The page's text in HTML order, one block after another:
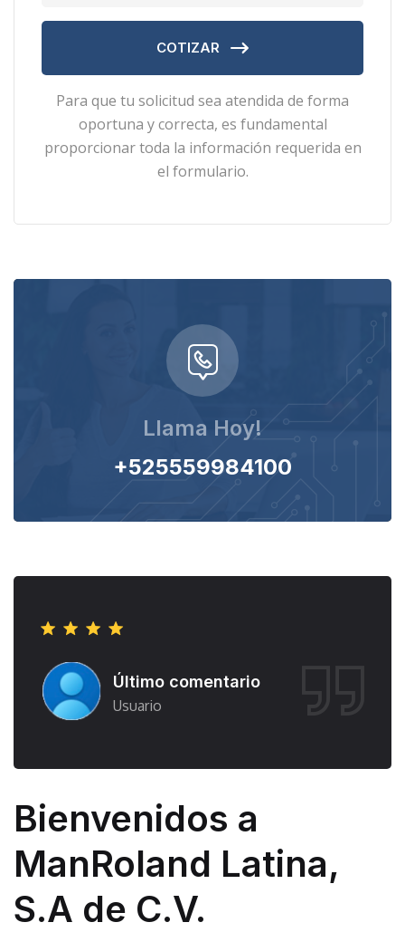
COTIZAR
Para que tu solicitud sea atendida de forma
oportuna y correcta, es fundamental
proporcionar toda la información requerida en
el formulario.
Llama Hoy!
+525559984100
Último comentario
Usuario
Bienvenidos a
ManRoland Latina,
S.A de C.V.